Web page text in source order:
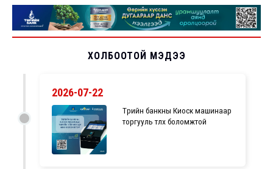
ХОЛБООТОЙ МЭДЭЭ
2026-07-22
Төрийн банкны Киоск машинаар
торгууль төлөх боломжтой